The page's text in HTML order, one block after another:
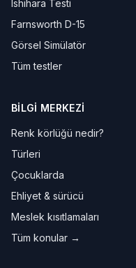
Ishihara Testi
Farnsworth D-15
Görsel Simülatör
Tüm testler
BILGI MERKEZI
Renk körlüğü nedir?
Türleri
Çocuklarda
Ehliyet & sürücü
Meslek kısıtlamaları
Tüm konular →